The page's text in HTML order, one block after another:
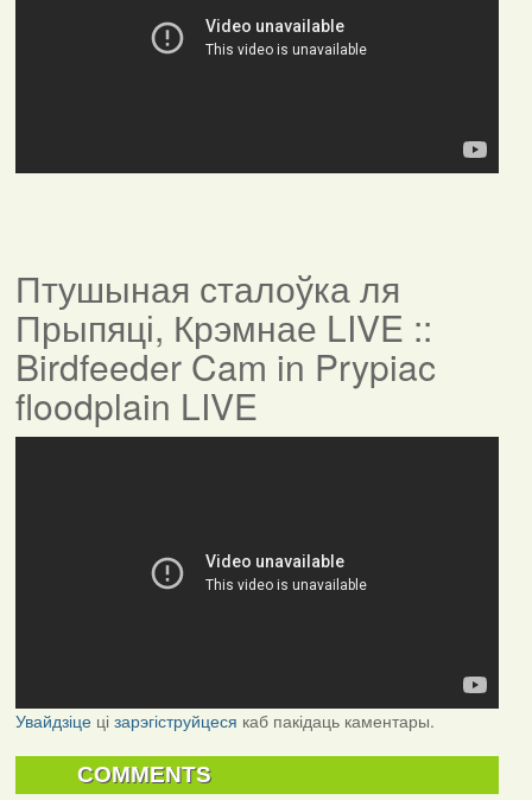
Птушыная сталоўка ля
Прыпяці, Крэмнае LIVE ::
Birdfeeder Cam in Prypiac
floodplain LIVE
Увайдзіцеці зарэгіструйцеся каб пакідаць каментары.
COMMENTS